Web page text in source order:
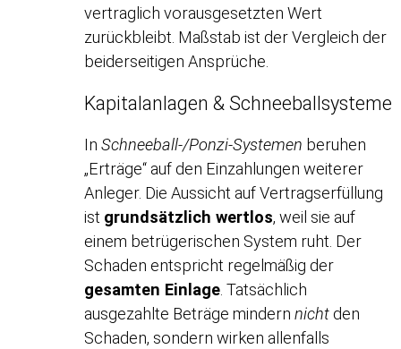
vertraglich vorausgesetzten Wert
zurückbleibt. Maßstab ist der Vergleich der
beiderseitigen Ansprüche.
Kapitalanlagen & Schneeballsysteme
InSchneeball-/Ponzi-Systemen beruhen
„Erträge“ auf den Einzahlungen weiterer
Anleger. Die Aussicht auf Vertragserfüllung
ist grundsätzlich wertlos, weil sie auf
einem betrügerischen System ruht. Der
Schaden entspricht regelmäßig der
gesamten Einlage. Tatsächlich
ausgezahlte Beträge mindernnichtden
Schaden, sondern wirken allenfalls